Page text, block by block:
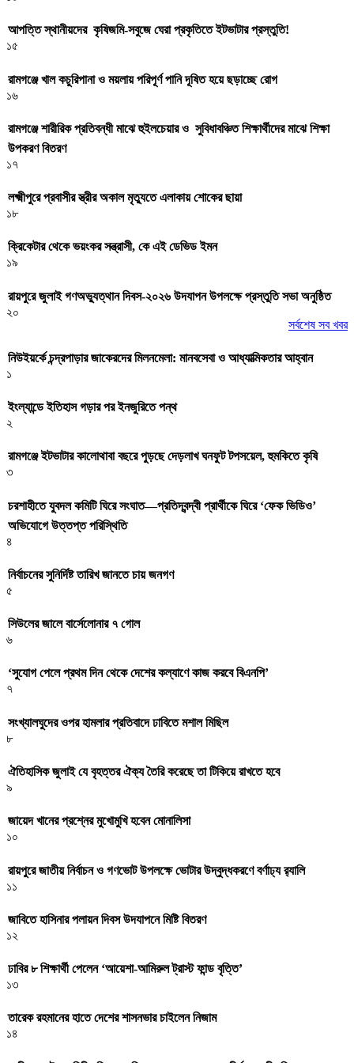
আপত্তি স্থানীয়দের কৃষিজমি-সবুজে ঘেরা প্রকৃতিতে ইটভাটার প্রস্তুতি!
১৫
রামগঞ্জে খাল কচুরিপানা ও ময়লায় পরিপূর্ণ পানি দূষিত হয়ে ছড়াচ্ছে রোগ
১৬
রামগঞ্জে শারীরিক প্রতিবন্ধী মাঝে হুইলচেয়ার ও সুবিধাবঞ্চিত শিক্ষার্থীদের মাঝে শিক্ষা
উপকরণ বিতরণ
১৭
লক্ষ্মীপুরে প্রবাসীর স্ত্রীর অকাল মৃত্যুতে এলাকায় শোকের ছায়া
১৮
ক্রিকেটার থেকে ভয়ংকর সন্ত্রাসী, কে এই ডেভিড ইমন
১৯
রায়পুরে জুলাই গণঅভ্যুত্থান দিবস-২০২৬ উদযাপন উপলক্ষে প্রস্তুতি সভা অনুষ্ঠিত
২০
সর্বশেষ সব খবর
নিউইয়র্কে চন্দ্রপাড়ার জাকেরদের মিলনমেলা: মানবসেবা ও আধ্যাত্মিকতার আহ্বান
১
ইংল্যান্ডে ইতিহাস গড়ার পর ইনজুরিতে পন্থ
২
রামগঞ্জে ইটভাটার কালোথাবা বছরে পুড়ছে দেড়লাখ ঘনফুট টপসয়েল, হুমকিতে কৃষি
৩
চরশাহীতে যুবদল কমিটি ঘিরে সংঘাত—প্রতিদ্বন্দ্বী প্রার্থীকে ঘিরে ‘ফেক ভিডিও’
অভিযোগে উত্তপ্ত পরিস্থিতি
৪
নির্বাচনের সুনির্দিষ্ট তারিখ জানতে চায় জনগণ
৫
সিউলের জালে বার্সেলোনার ৭ গোল
৬
‌‘সুযোগ পেলে প্রথম দিন থেকে দেশের কল্যাণে কাজ করবে বিএনপি’
৭
সংখ্যালঘুদের ওপর হামলার প্রতিবাদে ঢাবিতে মশাল মিছিল
৮
ঐতিহাসিক জুলাই যে বৃহত্তর ঐক্য তৈরি করেছে তা টিকিয়ে রাখতে হবে
৯
জায়েদ খানের প্রশ্নের মুখোমুখি হবেন মোনালিসা
১০
রায়পুরে জাতীয় নির্বাচন ও গণভোট উপলক্ষে ভোটার উদ্বুদ্ধকরণে বর্ণাঢ্য র‍্যালি
১১
জাবিতে হাসিনার পলায়ন দিবস উদযাপনে মিষ্টি বিতরণ
১২
ঢাবির ৮ শিক্ষার্থী পেলেন ‘আয়েশা-আমিরুল ট্রাস্ট ফান্ড বৃত্তি’
১৩
তারেক রহমানের হাতে দেশের শাসনভার চাইলেন নিজাম
১৪